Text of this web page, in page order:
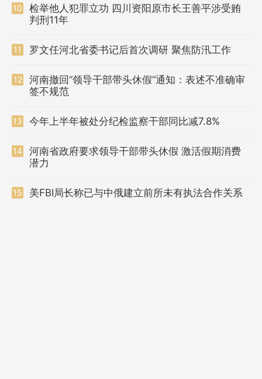
10
检举他人犯罪立功 四川资阳原市长王善平涉受贿
判刑11年
11 罗文任河北省委书记后首次调研 聚焦防汛工作
12
河南撤回“领导干部带头休假”通知：表述不准确审
签不规范
13 今年上半年被处分纪检监察干部同比减7.8%
14
河南省政府要求领导干部带头休假 激活假期消费
潜力
15 美FBI局长称已与中俄建立前所未有执法合作关系